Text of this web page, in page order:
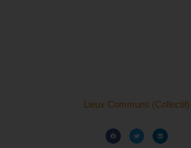
Lieux Communs (Collectif)